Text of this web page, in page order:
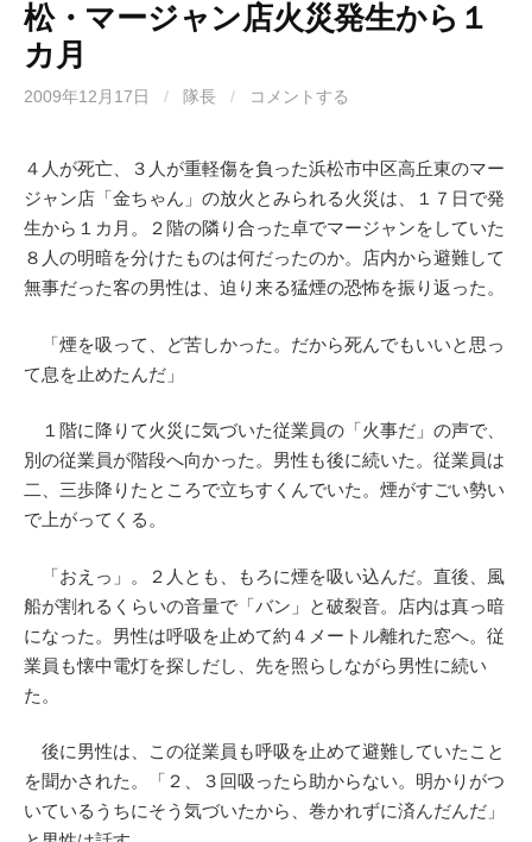
松・マージャン店火災発生から１
カ月
2009年12月17日 / 隊長 / コメントする
４人が死亡、３人が重軽傷を負った浜松市中区高丘東のマー
ジャン店「金ちゃん」の放火とみられる火災は、１７日で発
生から１カ月。２階の隣り合った卓でマージャンをしていた
８人の明暗を分けたものは何だったのか。店内から避難して
無事だった客の男性は、迫り来る猛煙の恐怖を振り返った。
「煙を吸って、ど苦しかった。だから死んでもいいと思っ
て息を止めたんだ」
１階に降りて火災に気づいた従業員の「火事だ」の声で、
別の従業員が階段へ向かった。男性も後に続いた。従業員は
二、三歩降りたところで立ちすくんでいた。煙がすごい勢い
で上がってくる。
「おえっ」。２人とも、もろに煙を吸い込んだ。直後、風
船が割れるくらいの音量で「バン」と破裂音。店内は真っ暗
になった。男性は呼吸を止めて約４メートル離れた窓へ。従
業員も懐中電灯を探しだし、先を照らしながら男性に続い
た。
後に男性は、この従業員も呼吸を止めて避難していたこと
を聞かされた。「２、３回吸ったら助からない。明かりがつ
いているうちにそう気づいたから、巻かれずに済んだんだ」